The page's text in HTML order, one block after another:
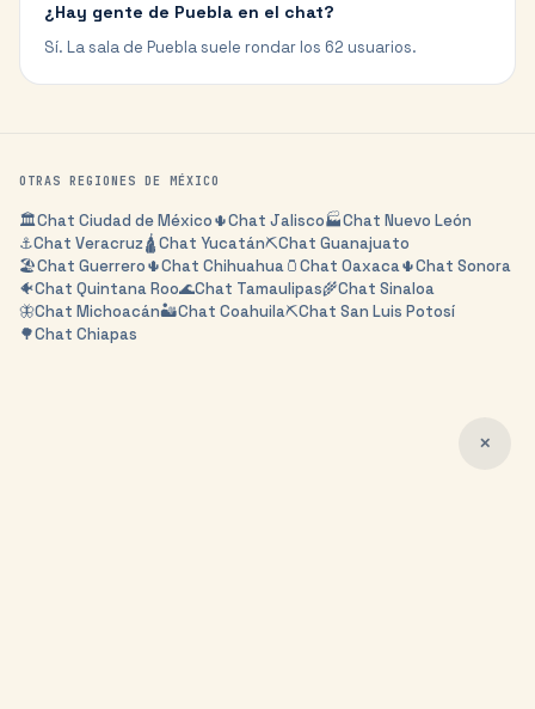
¿Hay gente de Puebla en el chat?
Sí. La sala de Puebla suele rondar los 62 usuarios.
OTRAS REGIONES DE MÉXICO
🏛️Chat Ciudad de México🌵Chat Jalisco🏭Chat Nuevo León
⚓Chat Veracruz🛕Chat Yucatán⛏️Chat Guanajuato
🏖️Chat Guerrero🌵Chat Chihuahua🫙Chat Oaxaca🌵Chat Sonora
🐠Chat Quintana Roo🌊Chat Tamaulipas🌾Chat Sinaloa
🦋Chat Michoacán🏜️Chat Coahuila⛏️Chat San Luis Potosí
🌳Chat Chiapas
✕